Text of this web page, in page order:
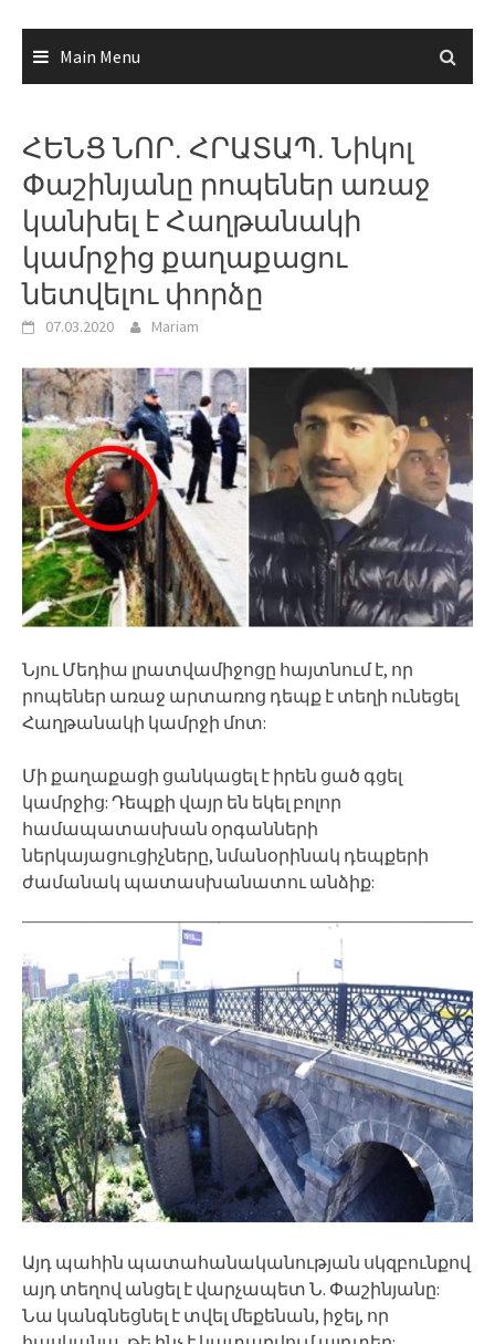
Main Menu
ՀԵՆՑ ՆՈՐ. ՀՐԱՏԱՊ. Նիկոլ
Փաշինյանը րոպեներ առաջ
կանխել է Հաղթանակի
կամրջից քաղաքացու
նետվելու փորձը
07.03.2020 Mariam
Նյու Մեդիա լրատվամիջոցը հայտնում է, որ
րոպեներ առաջ արտառոց դեպք է տեղի ունեցել
Հաղթանակի կամրջի մոտ:
Մի քաղաքացի ցանկացել է իրեն ցած գցել
կամրջից: Դեպքի վայր են եկել բոլոր
համապատասխան օրգանների
ներկայացուցիչները, նմանօրինակ դեպքերի
ժամանակ պատասխանատու անձիք:
Այդ պահին պատահանականության սկզբունքով
այդ տեղով անցել է վարչապետ Ն. Փաշինյանը:
Նա կանգնեցնել է տվել մեքենան, իջել, որ